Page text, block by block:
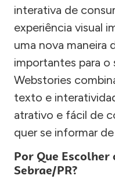
interativa de
experiência visual
uma nova maneira
importantes para o
Webstories
texto e
atrativo e fácil de
quer se informar
Por Que Escolher
Sebrae/PR?